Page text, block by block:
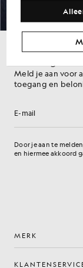
Meld je aan voor
toegang en
E-mailadres
Door je aan te
en hiermee akkoord
MERK